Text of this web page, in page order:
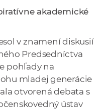
S
V
akademické
v znamení diskusií
Predsedníctva
pohľady na
mladej generácie
otvorená debata s
ústav